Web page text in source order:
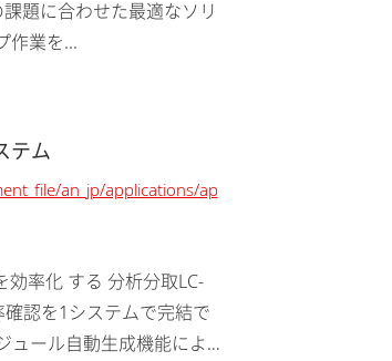
題に合わせた最適なソリ
作業を...
テム
an_jp/applications/ap
率化 する 分析分取LC-
認を1システムで完結で